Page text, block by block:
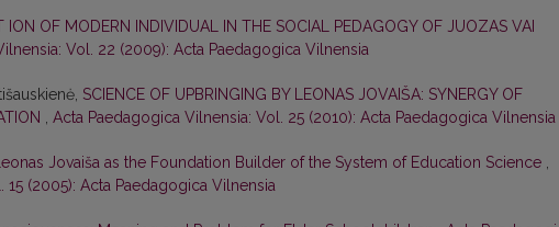
ION OF MODERN INDIVIDUAL IN THE SOCIAL PEDAGOGY OF JUOZAS VAI
Vol. 22 (2009): Acta Paedagogica Vilnensia
SCIENCE OF UPBRINGING BY LEONAS JOVAIŠA: SYNERGY OF
, Acta Paedagogica Vilnensia: Vol. 25 (2010): Acta Paedagogica Vilnensia
Jovaiša as the Foundation Builder of the System of Education Science ,
(2005): Acta Paedagogica Vilnensia